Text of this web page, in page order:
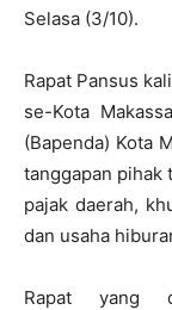
Selasa (3/10).
Rapat Pansus
se-Kota
(Bapenda) Kota
tanggapan pihak
pajak daerah,
dan usaha
Rapat yang